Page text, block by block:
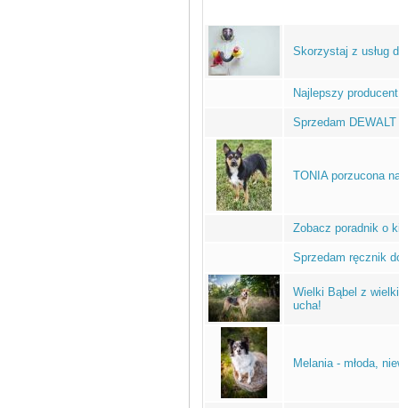
Skorzystaj z usług
Najlepszy
Sprzedam
TONIA porzucona
Zobacz poradnik o
Sprzedam ręcznik
Wielki Bąbel z
ucha!
Melania - młoda,